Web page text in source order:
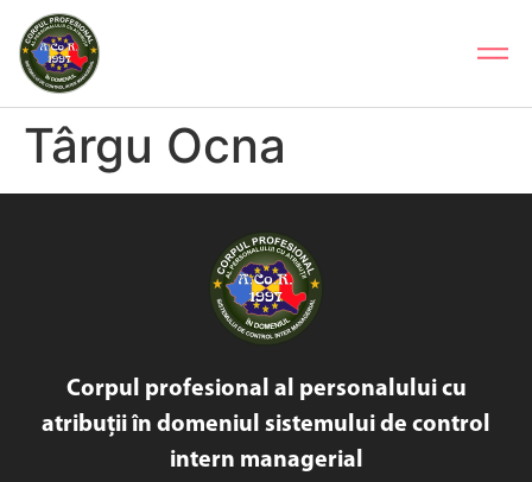
Târgu Ocna
Corpul profesional al personalului cu
atribuții în domeniul sistemului de control
intern managerial